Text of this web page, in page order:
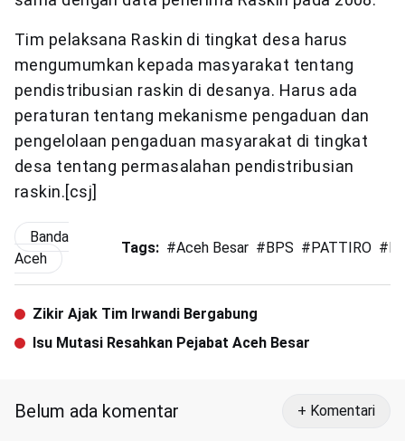
Tim pelaksana Raskin di tingkat desa harus
mengumumkan kepada masyarakat tentang
pendistribusian raskin di desanya. Harus ada
peraturan tentang mekanisme pengaduan dan
pengelolaan pengaduan masyarakat di tingkat
desa tentang permasalahan pendistribusian
raskin.[csj]
Banda
Aceh
Tags: #Aceh Besar #BPS #PATTIRO #
Zikir Ajak Tim Irwandi Bergabung
Isu Mutasi Resahkan Pejabat Aceh Besar
Belum ada komentar + Komentari